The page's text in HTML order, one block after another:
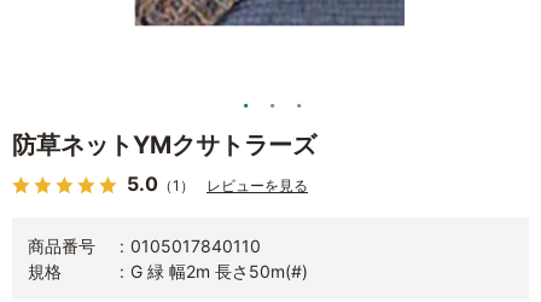
防草ネットYMクサトラーズ
5.0 （1） レビューを見る
商品番号
0105017840110
規格
G 緑 幅2m 長さ50m(#)